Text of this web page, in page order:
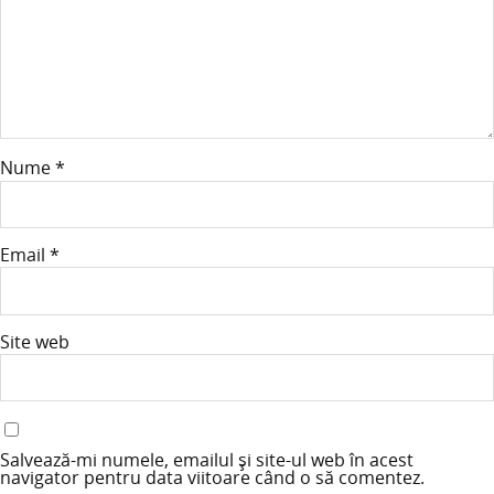
Nume*
Email *
Site web
Salvează-mi numele, emailul și site-ul web în acest
navigator pentru data viitoare când o să comentez.